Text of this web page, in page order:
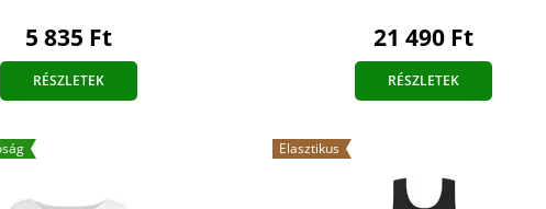
5 835 Ft
RÉSZLETEK
21 490 Ft
RÉSZLETEK
Elasztikus